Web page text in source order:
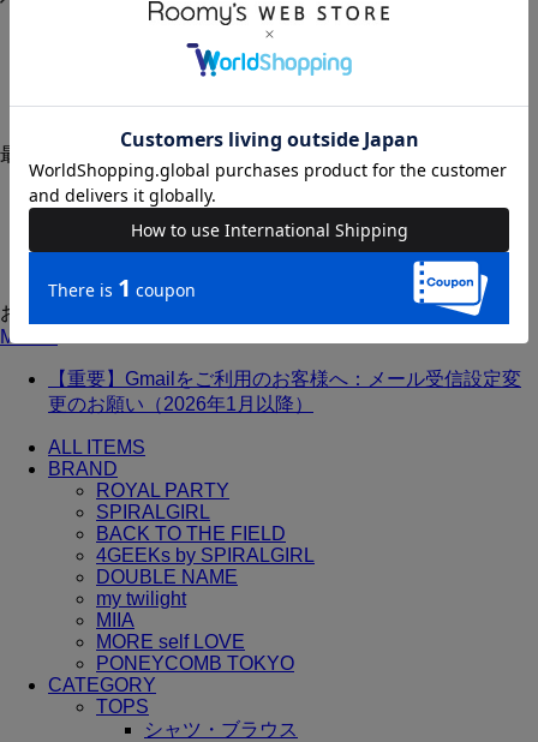
初めてのかたへ
最大1000ptすぐにプレゼント!!
サイトリニューアル前の会員様、新規会員登録にリニュ
ーアル記念ポイントをプレゼントいたします。
お知らせ
MORE
【重要】Gmailをご利用のお客様へ：メール受信設定変
更のお願い（2026年1月以降）
ALL ITEMS
BRAND
ROYAL PARTY
SPIRALGIRL
BACK TO THE FIELD
4GEEKs by SPIRALGIRL
DOUBLE NAME
my twilight
MIIA
MORE self LOVE
PONEYCOMB TOKYO
CATEGORY
TOPS
シャツ・ブラウス